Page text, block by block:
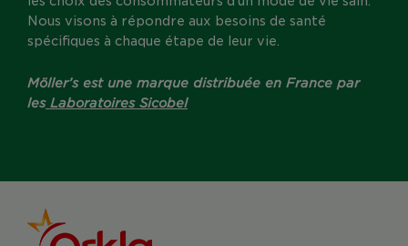
Nous visons à répondre aux besoins de santé
spécifiques à chaque étape de leur vie.
Möller’s est une marque distribuée en France par
lesLaboratoires Sicobel